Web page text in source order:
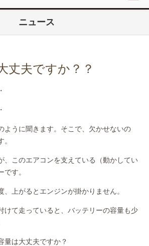
ニュース
丈夫ですか？？
ように聞きます。そこで、欠かせないの
、このエアコンを支えている（動かしてい
す。
、上がるとエンジンが掛かりません。
けて走っていると、バッテリーの容量も少
量は大丈夫ですか？